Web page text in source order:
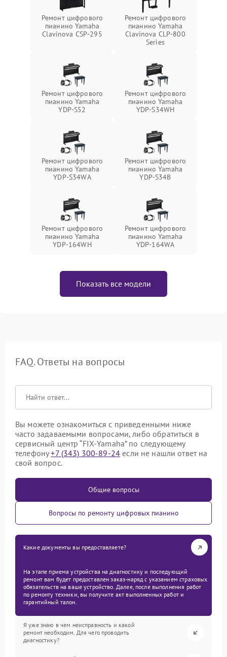
Ремонт цифрового
пианино Yamaha
Clavinova CSP-295
Ремонт цифрового
пианино Yamaha
Clavinova CLP-800
Series
Ремонт цифрового
пианино Yamaha
YDP-S52
Ремонт цифрового
пианино Yamaha
YDP-S34WH
Ремонт цифрового
пианино Yamaha
YDP-S34WA
Ремонт цифрового
пианино Yamaha
YDP-S34B
Ремонт цифрового
пианино Yamaha
YDP-164WH
Ремонт цифрового
пианино Yamaha
YDP-164WA
Показать все модели
FAQ. Ответы на вопросы
Вы можете ознакомиться с приведенными ниже
часто задаваемыми вопросами, либо обратиться в
сервисный центр “FIX-Yamaha” по следующему
телефону+7 (343) 300-89-24 если не нашли ответ на
свой вопрос.
Общие вопросы
Вопросы по ремонту цифровых пианино
Какие документы вы предоставляете?
На этапе приема устройства на диагностику и последующий
ремонт вам будет предоставлен заказ-наряд с указанием страховых
обязательств на ваше устройство. Далее, после выполнения работ
по ремонту техники, вы получите акт выполненных работ и
гарантийный талон.
Я уже знаю в чем неисправность и какой
ремонт необходим. Для чего проводить
диагностику?